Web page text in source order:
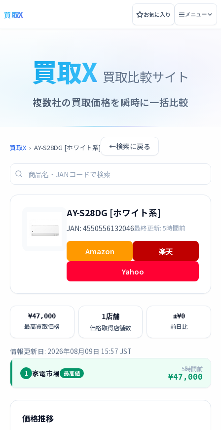
買取X お気に入り メニュー
買取X 買取比較サイト
複数社の買取価格を瞬時に一括比較
買取X › AY-S28DG [ホワイト系] ←検索に戻る
AY-S28DG [ホワイト系]
JAN: 4550556132046最終更新: 5時間前
Amazon
楽天
Yahoo
¥47,000
最高買取価格
1店舗
価格取得店舗数
±¥0
前日比
情報更新日: 2026年08月09日 15:57 JST
1 家電市場 最高値
5時間前
¥47,000
価格推移